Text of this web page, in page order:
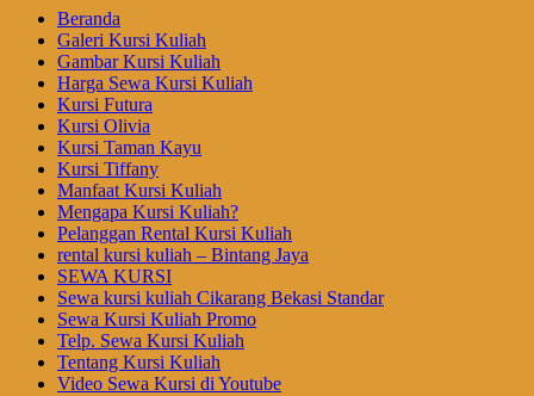
Beranda
Galeri Kursi Kuliah
Gambar Kursi Kuliah
Harga Sewa Kursi Kuliah
Kursi Futura
Kursi Olivia
Kursi Taman Kayu
Kursi Tiffany
Manfaat Kursi Kuliah
Mengapa Kursi Kuliah?
Pelanggan Rental Kursi Kuliah
rental kursi kuliah – Bintang Jaya
SEWA KURSI
Sewa kursi kuliah Cikarang Bekasi Standar
Sewa Kursi Kuliah Promo
Telp. Sewa Kursi Kuliah
Tentang Kursi Kuliah
Video Sewa Kursi di Youtube